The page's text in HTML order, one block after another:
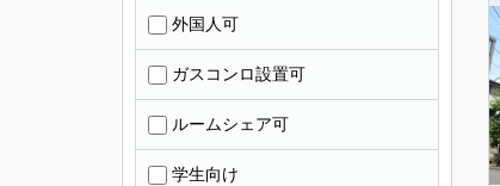
外国人可
ガスコンロ設置可
ルームシェア可
学生向け